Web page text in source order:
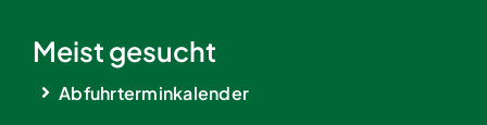
Meist gesucht
Abfuhrterminkalender